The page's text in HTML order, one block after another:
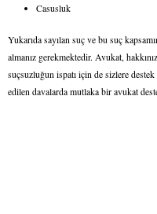
Casusluk
Yukarıda sayılan suç ve bu suç
almanız gerekmektedir. Avukat,
suçsuzluğun ispatı için de sizlere
edilen davalarda mutlaka bir avukat